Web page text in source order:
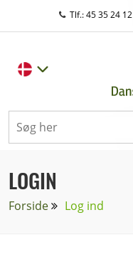
Tlf.: 45 35 24 12
LOGIN
Forside Log ind